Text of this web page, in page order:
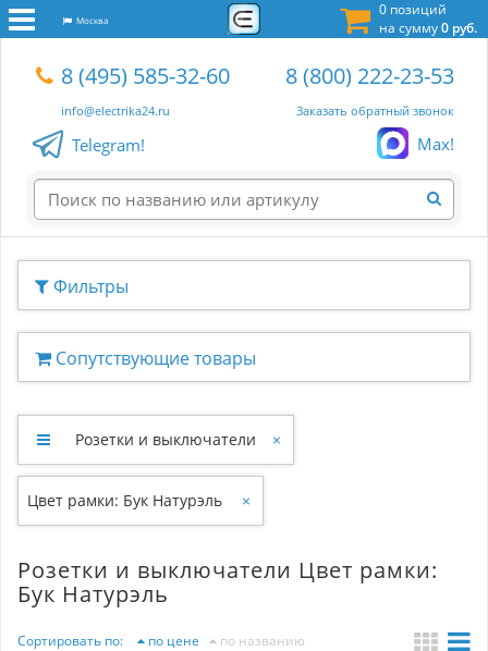
0 позиций
на сумму0 руб.
Москва
8 (495) 585-32-60
info@electrika24.ru
8 (800) 222-23-53
Заказать обратный звонок
Telegram! Max!
Фильтры
Сопутствующие товары
Розетки и выключатели ×
Цвет рамки: Бук Натурэль ×
Розетки и выключатели Цвет рамки:
Бук Натурэль
Сортировать по: по цене по названию